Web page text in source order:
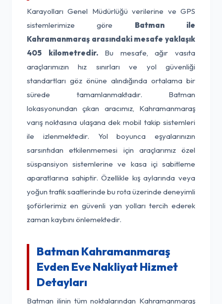
Karayolları Genel Müdürlüğü verilerine ve GPS
sistemlerimize göre Batman ile
Kahramanmaraş arasındaki mesafe yaklaşık
405 kilometredir.Bu mesafe, ağır vasıta
araçlarımızın hız sınırları ve yol güvenliği
standartları göz önüne alındığında ortalama bir
sürede tamamlanmaktadır. Batman
lokasyonundan çıkan aracımız, Kahramanmaraş
varış noktasına ulaşana dek mobil takip sistemleri
ile izlenmektedir. Yol boyunca eşyalarınızın
sarsıntıdan etkilenmemesi için araçlarımız özel
süspansiyon sistemlerine ve kasa içi sabitleme
aparatlarına sahiptir. Özellikle kış aylarında veya
yoğun trafik saatlerinde bu rota üzerinde deneyimli
şoförlerimiz en güvenli yan yolları tercih ederek
zaman kaybını önlemektedir.
Batman Kahramanmaraş
Evden Eve Nakliyat Hizmet
Detayları
Batman ilinin tüm noktalarından Kahramanmaraş